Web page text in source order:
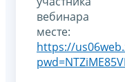
вебинара
месте:
https://